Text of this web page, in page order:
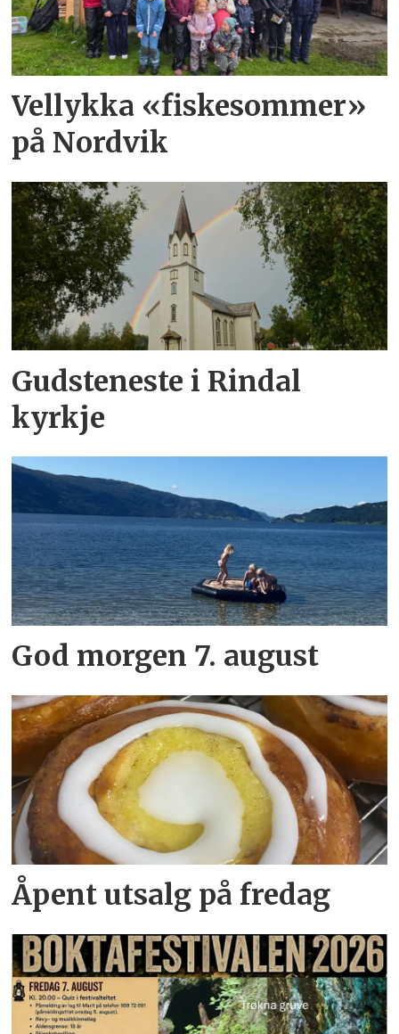
Vellykka «fiskesommer»
på Nordvik
Gudsteneste i Rindal
kyrkje
God morgen 7. august
Åpent utsalg på fredag